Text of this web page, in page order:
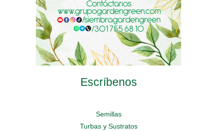
producto
producto
Escríbenos
Semillas
Turbas y Sustratos